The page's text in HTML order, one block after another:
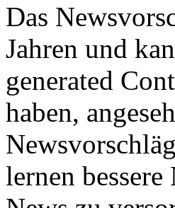
Das
Jahren und
generated
haben,
lernen